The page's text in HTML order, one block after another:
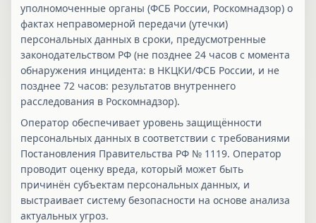
уполномоченные органы (ФСБ России, Роскомнадзор) о
фактах неправомерной передачи (утечки)
персональных данных в сроки, предусмотренные
законодательством РФ (не позднее 24 часов с момента
обнаружения инцидента: в НКЦКИ/ФСБ России, и не
позднее 72 часов: результатов внутреннего
расследования в Роскомнадзор).
Оператор обеспечивает уровень защищённости
персональных данных в соответствии с требованиями
Постановления Правительства РФ № 1119. Оператор
проводит оценку вреда, который может быть
причинён субъектам персональных данных, и
выстраивает систему безопасности на основе анализа
актуальных угроз.